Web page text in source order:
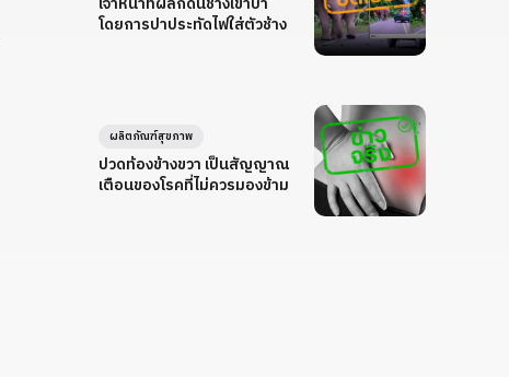
โดยการปาประทัดไฟใส่ตัวช้าง
ปวดท้องข้างขวา เป็นสัญญาณ
เตือนของโรคที่ไม่ควรมองข้าม
ผลิตภัณฑ์สุขภาพ